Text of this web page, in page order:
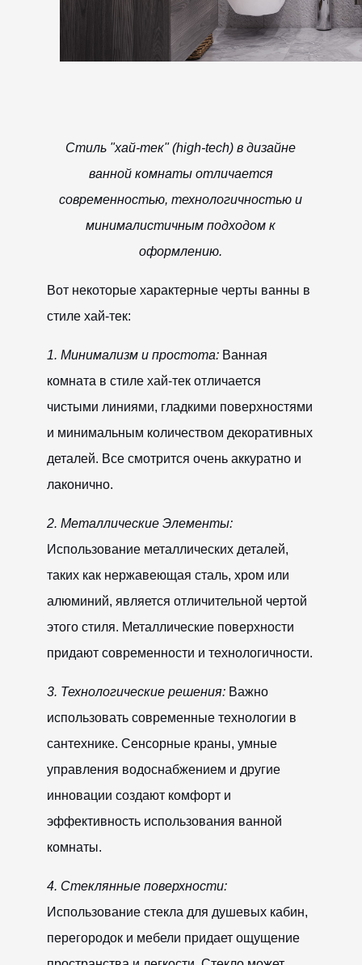
Стиль "хай-тек" (high-tech) в дизайне
ванной комнаты отличается
современностью, технологичностью и
минималистичным подходом к
оформлению.
Вот некоторые характерные черты ванны в
стиле хай-тек:
1. Минимализм и простота:Ванная
комната в стиле хай-тек отличается
чистыми линиями, гладкими поверхностями
и минимальным количеством декоративных
деталей. Все смотрится очень аккуратно и
лаконично.
2. Металлические Элементы:
Использование металлических деталей,
таких как нержавеющая сталь, хром или
алюминий, является отличительной чертой
этого стиля. Металлические поверхности
придают современности и технологичности.
3. Технологические решения:Важно
использовать современные технологии в
сантехнике. Сенсорные краны, умные
управления водоснабжением и другие
инновации создают комфорт и
эффективность использования ванной
комнаты.
4. Стеклянные поверхности:
Использование стекла для душевых кабин,
перегородок и мебели придает ощущение